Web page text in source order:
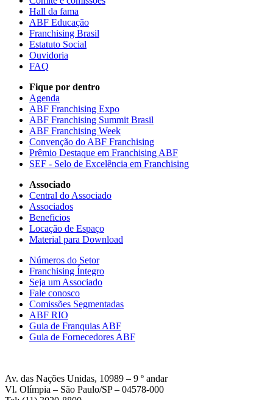
Hall da fama
ABF Educação
Franchising Brasil
Estatuto Social
Ouvidoria
FAQ
Fique por dentro
Agenda
ABF Franchising Expo
ABF Franchising Summit Brasil
ABF Franchising Week
Convenção do ABF Franchising
Prêmio Destaque em Franchising ABF
SEF - Selo de Excelência em Franchising
Associado
Central do Associado
Associados
Beneficios
Locação de Espaço
Material para Download
Números do Setor
Franchising Íntegro
Seja um Associado
Fale conosco
Comissões Segmentadas
ABF RIO
Guia de Franquias ABF
Guia de Fornecedores ABF
Av. das Nações Unidas, 10989 – 9 º andar
Vl. Olímpia – São Paulo/SP – 04578-000